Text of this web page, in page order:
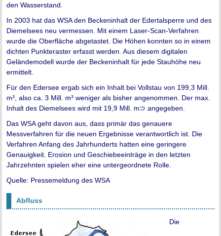
den Wasserstand.
In 2003 hat das WSA den Beckeninhalt der Edertalsperre und des
Diemelsees neu vermessen. Mit einem Laser-Scan-Verfahren
wurde die Oberfläche abgetastet. Die Höhen konnten so in einem
dichten Punkteraster erfasst werden. Aus diesem digitalen
Geländemodell wurde der Beckeninhalt für jede Stauhöhe neu
ermittelt.
Für den Edersee ergab sich ein Inhalt bei Vollstau von 199,3 Mill.
m³, also ca. 3 Mill. m³ weniger als bisher angenommen. Der max.
Inhalt des Diemelsees wird mit 19,9 Mill. m⊃ angegeben.
Das WSA geht davon aus, dass primär das genauere
Messverfahren für die neuen Ergebnisse verantwortlich ist. Die
Verfahren Anfang des Jahrhunderts hatten eine geringere
Genauigkeit. Erosion und Geschiebeeinträge in den letzten
Jahrzehnten spielen eher eine untergeordnete Rolle.
Quelle: Pressemeldung des WSA
Abfluss
Die